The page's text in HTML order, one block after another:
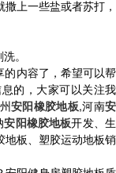
上一些盐或者苏打，
。
内容了，希望可以帮
的，大家可以关注我
安阳橡胶地板,河南安
安阳橡胶地板开发、生
地板、塑胶运动地板销